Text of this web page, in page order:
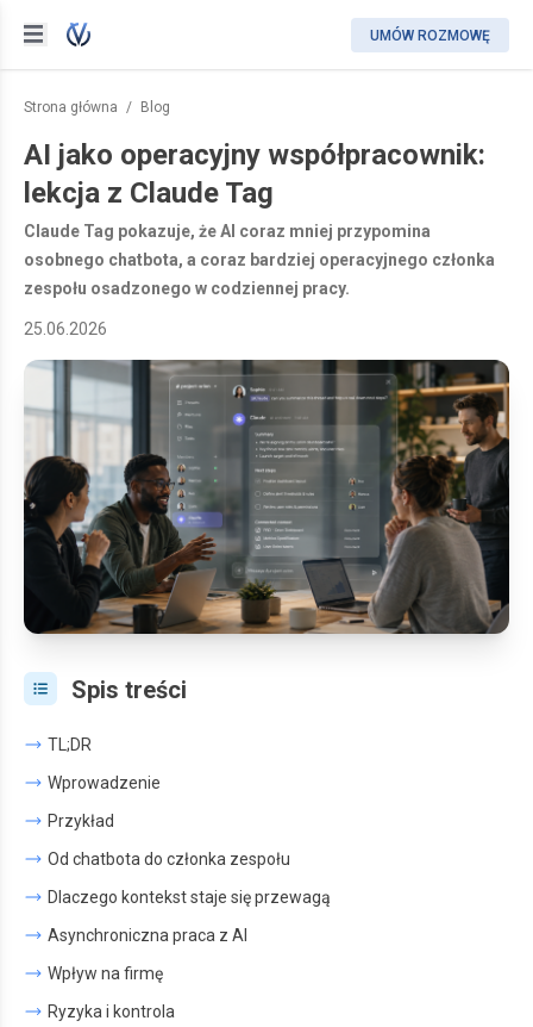
UMÓW ROZMOWĘ
Strona główna / Blog
AI jako operacyjny współpracownik:
lekcja z Claude Tag
Claude Tag pokazuje, że AI coraz mniej przypomina
osobnego chatbota, a coraz bardziej operacyjnego członka
zespołu osadzonego w codziennej pracy.
25.06.2026
Spis treści
TL;DR
Wprowadzenie
Przykład
Od chatbota do członka zespołu
Dlaczego kontekst staje się przewagą
Asynchroniczna praca z AI
Wpływ na firmę
Ryzyka i kontrola